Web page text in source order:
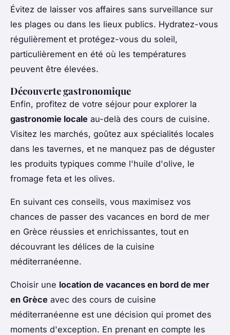
Évitez de laisser vos affaires sans surveillance sur
les plages ou dans les lieux publics. Hydratez-vous
régulièrement et protégez-vous du soleil,
particulièrement en été où les températures
peuvent être élevées.
Découverte gastronomique
Enfin, profitez de votre séjour pour explorer la
gastronomie locale au-delà des cours de cuisine.
Visitez les marchés, goûtez aux spécialités locales
dans les tavernes, et ne manquez pas de déguster
les produits typiques comme l'huile d'olive, le
fromage feta et les olives.
En suivant ces conseils, vous maximisez vos
chances de passer des vacances en bord de mer
en Grèce réussies et enrichissantes, tout en
découvrant les délices de la cuisine
méditerranéenne.
Choisir une location de vacances en bord de mer
en Grèce avec des cours de cuisine
méditerranéenne est une décision qui promet des
moments d'exception. En prenant en compte les